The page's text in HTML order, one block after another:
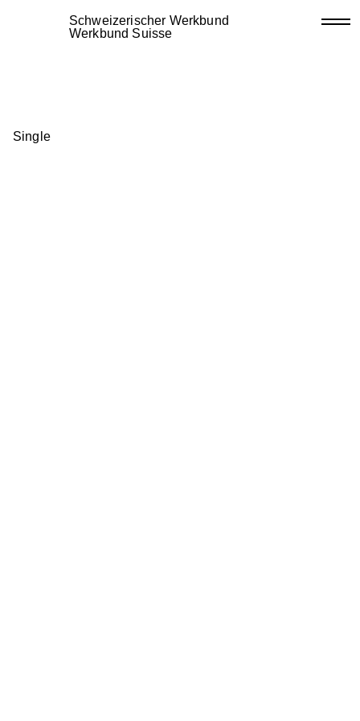
Schweizerischer Werkbund
Werkbund Suisse
Single